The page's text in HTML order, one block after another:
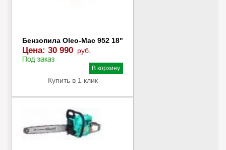
Бензопила Oleo-Mac 952 18"
Цена: 30 990 руб.
В корзину
Купить в 1 клик